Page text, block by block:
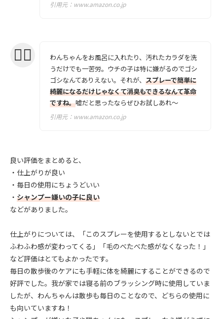
引用元： www.amazon.co.jp
わんちゃんをお風呂に入れたり、汚れたカラダを洗
うだけでも一苦労。ウチの子は特に嫌がるのでゴシ
ゴシなんてありえない。それが、 スプレーで簡単に
綺麗になるだけじゃなくて消臭もできるなんて革命
ですね。嘘だと思ったならぜひお試しあれ〜
引用元： www.amazon.co.jp
良い評価をまとめると、
・仕上がりが良い
・毎日の使用にちょうどいい
・ シャンプー嫌いの子に良い
などがありました。
仕上がりについては、「このスプレーを使用するとしないとでは
ふわふわ感が変わってくる」「毛のべたべた感がなくなった！」
など評価はとてもよかったです。
毎日の散歩後のケアにも手軽に体を綺麗にすることができるので
好評でした。我が家では寝る前のブラッシング時に使用していま
したが、わんちゃんは散歩も毎日のことなので、どちらの使用に
も向いていますね！